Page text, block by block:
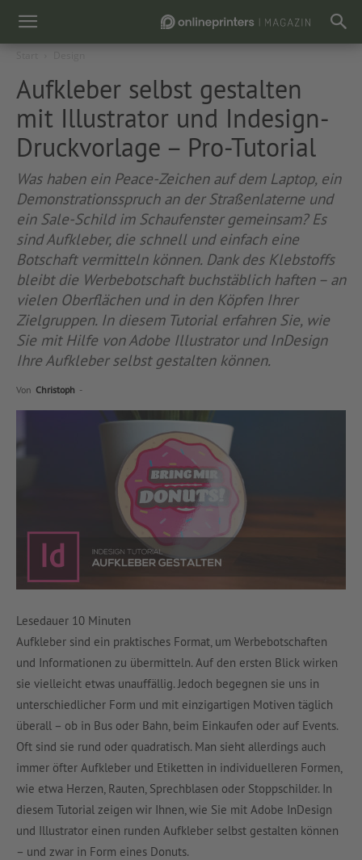
Aufkleber selbst gestalten
mit Illustrator und Indesign-
Druckvorlage – Pro-Tutorial
Was haben ein Peace-Zeichen auf dem Laptop, ein
Demonstrationsspruch an der Straßenlaterne und
ein Sale-Schild im Schaufenster gemeinsam? Es
sind Aufkleber, die schnell und einfach eine
Botschaft vermitteln können. Dank des Klebstoffs
bleibt die Werbebotschaft buchstäblich haften – an
vielen Oberflächen und in den Köpfen Ihrer
Zielgruppen. In diesem Tutorial erfahren Sie, wie
Sie mit Hilfe von Adobe Illustrator und InDesign
Ihre Aufkleber selbst gestalten können.
Von Christoph -
Lesedauer 10 Minuten
Aufkleber sind ein praktisches Format, um Werbebotschaften
und Informationen zu übermitteln. Auf den ersten Blick wirken
sie vielleicht etwas unauffällig. Jedoch begegnen sie uns in
unterschiedlicher Form und mit einzigartigen Motiven täglich
überall – ob in Bus oder Bahn, beim Einkaufen oder auf Events.
Oft sind sie rund oder quadratisch. Man sieht allerdings auch
immer öfter Aufkleber und Etiketten in individuelleren Formen,
wie etwa Herzen, Rauten, Sprechblasen oder Stoppschilder. In
diesem Tutorial zeigen wir Ihnen, wie Sie mit Adobe InDesign
und Illustrator einen runden Aufkleber selbst gestalten können
– und zwar in Form eines Donuts.